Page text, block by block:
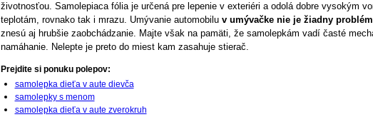
životnosťou. Samolepiaca fólia je určená pre lepenie v exteriéri a odolá dobre vysokým
teplotám, rovnako tak i mrazu. Umývanie automobilu v umývačke nie je žiadny problém
znesú aj hrubšie zaobchádzanie. Majte však na pamäti, že samolepkám vadí časté
namáhanie. Nelepte je preto do miest kam zasahuje stierač.
Prejdite si ponuku polepov:
samolepka dieťa v aute dievča
samolepky s menom
samolepka dieťa v aute zverokruh